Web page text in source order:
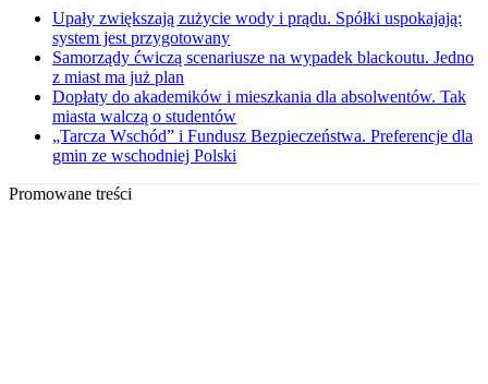
Upały zwiększają zużycie wody i prądu. Spółki uspokajają:
system jest przygotowany
Samorządy ćwiczą scenariusze na wypadek blackoutu. Jedno
z miast ma już plan
Dopłaty do akademików i mieszkania dla absolwentów. Tak
miasta walczą o studentów
„Tarcza Wschód” i Fundusz Bezpieczeństwa. Preferencje dla
gmin ze wschodniej Polski
Promowane treści